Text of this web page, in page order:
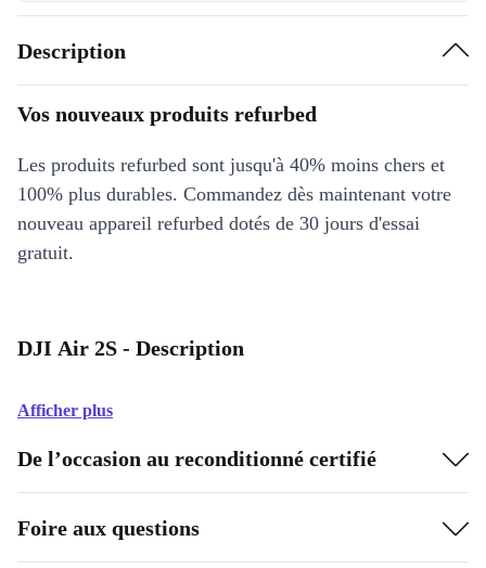
Description
Vos nouveaux produits refurbed
Les produits refurbed sont jusqu'à 40% moins chers et
100% plus durables. Commandez dès maintenant votre
nouveau appareil refurbed dotés de 30 jours d'essai
gratuit.
DJI Air 2S - Description
Afficher plus
De l’occasion au reconditionné certifié
Foire aux questions